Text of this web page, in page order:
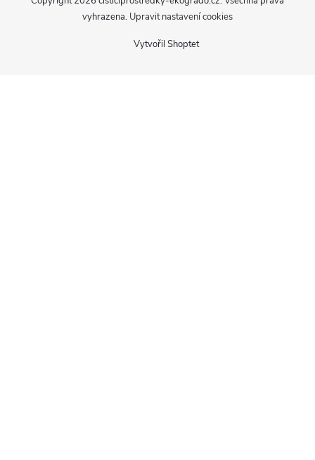
Vytvořil Shoptet
vyhrazena. Upravit nastavení cookies